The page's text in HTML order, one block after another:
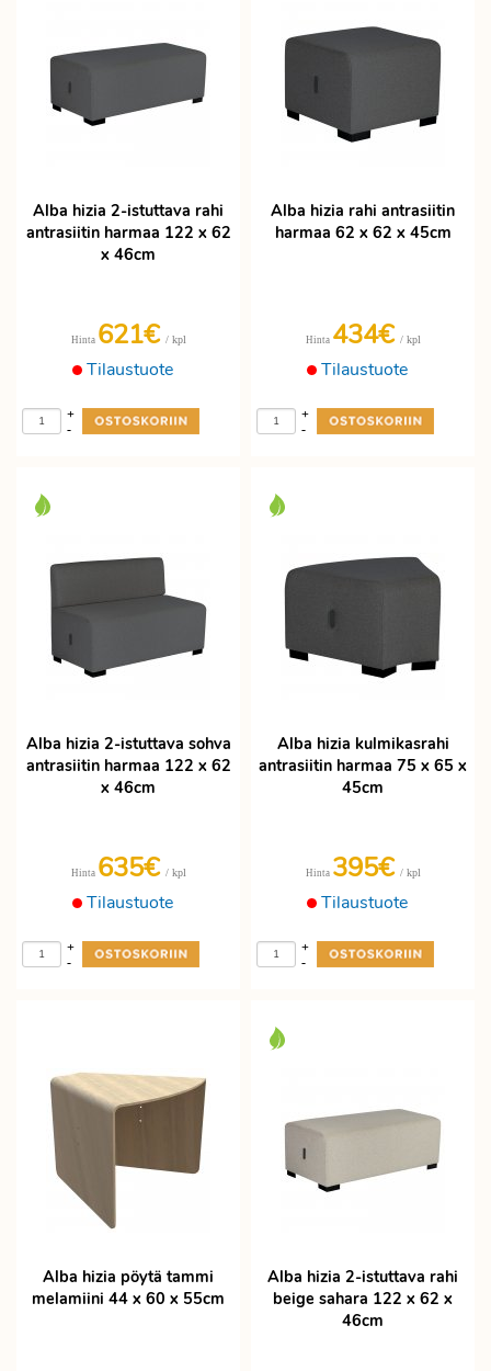
Alba hizia 2-istuttava rahi
antrasiitin harmaa 122 x 62
x 46cm
Tilaustuote
Hinta 621€ / kpl
-
+
Alba hizia rahi antrasiitin
harmaa 62 x 62 x 45cm
Tilaustuote
Hinta 434€ / kpl
-
+
Alba hizia 2-istuttava sohva
antrasiitin harmaa 122 x 62
x 46cm
Tilaustuote
Hinta 635€ / kpl
-
+
Alba hizia kulmikasrahi
antrasiitin harmaa 75 x 65 x
45cm
Tilaustuote
Hinta 395€ / kpl
-
+
Alba hizia pöytä tammi
melamiini 44 x 60 x 55cm
Alba hizia 2-istuttava rahi
beige sahara 122 x 62 x
46cm